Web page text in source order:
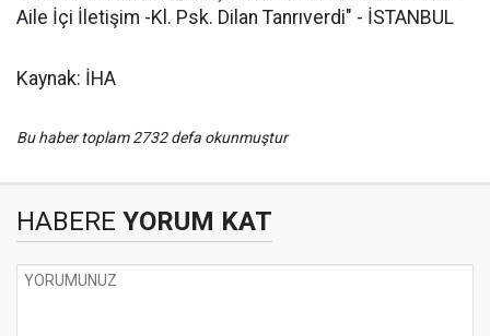
Aile İçi İletişim -Kl. Psk. Dilan Tanrıverdi" - İSTANBUL
Kaynak: İHA
Bu haber toplam 2732 defa okunmuştur
HABERE YORUM KAT